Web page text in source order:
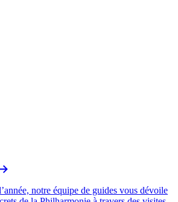
notre équipe de guides vous dévoile